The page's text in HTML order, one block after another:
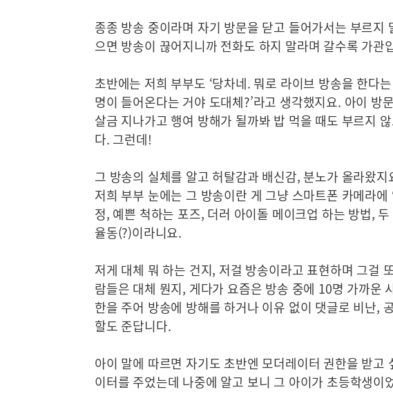
종종 방송 중이라며 자기 방문을 닫고 들어가서는 부르지
으면 방송이 끊어지니까 전화도 하지 말라며 갈수록 가관
초반에는 저희 부부도 ‘당차네. 뭐로 라이브 방송을 한다
명이 들어온다는 거야 도대체?’라고 생각했지요. 아이 방
살금 지나가고 행여 방해가 될까봐 밥 먹을 때도 부르지
다. 그런데!
그 방송의 실체를 알고 허탈감과 배신감, 분노가 올라왔지
저희 부부 눈에는 그 방송이란 게 그냥 스마트폰 카메라
정, 예쁜 척하는 포즈, 더러 아이돌 메이크업 하는 방법,
율동(?)이라니요.
저게 대체 뭐 하는 건지, 저걸 방송이라고 표현하며 그걸
람들은 대체 뭔지, 게다가 요즘은 방송 중에 10명 가까운
한을 주어 방송에 방해를 하거나 이유 없이 댓글로 비난,
할도 준답니다.
아이 말에 따르면 자기도 초반엔 모더레이터 권한을 받고
이터를 주었는데 나중에 알고 보니 그 아이가 초등학생이